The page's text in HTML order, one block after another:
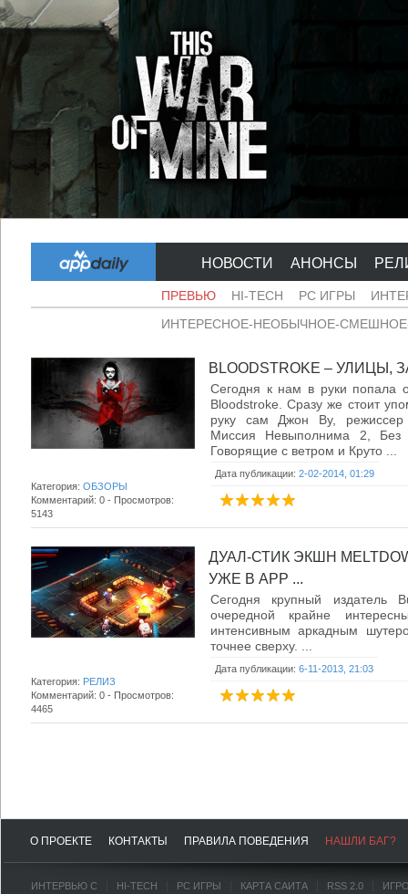
НОВОСТИ АНОНСЫ
ПРЕВЬЮ HI-TECH PC ИГРЫ
ИНТЕРЕСНОЕ-НЕОБЫЧНОЕ-
BLOODSTROKE –
Сегодня к нам в руки попала
Bloodstroke. Сразу же стоит
руку сам Джон Ву, режиссер
Миссия Невыполнима 2, Без
Говорящие с ветром и Круто ...
Дата публикации: 2-02-2014, 01:29
Категория: ОБЗОРЫ
Комментарий: 0 - Просмотров:
5143
ДУАЛ-СТИК ЭКШН
УЖЕ В APP ...
Сегодня крупный издатель
очередной крайне
интенсивным аркадным
точнее сверху. ...
Дата публикации: 6-11-2013, 21:03
Категория: РЕЛИЗ
Комментарий: 0 - Просмотров:
4465
О ПРОЕКТЕ КОНТАКТЫ ПРАВИЛА ПОВЕДЕНИЯ НАШЛИ БАГ?
ИНТЕРВЬЮ С HI-TECH PC ИГРЫ КАРТА САЙТА RSS 2.0